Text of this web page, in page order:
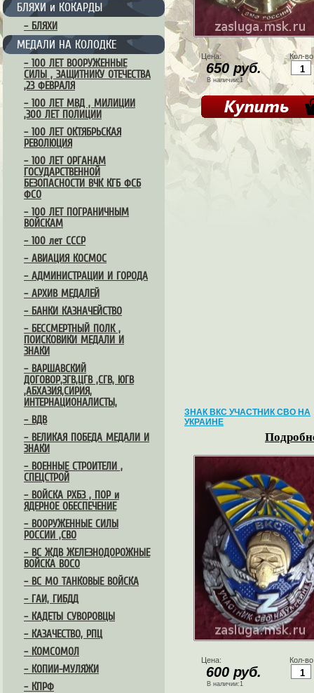
БЛЯХИ и КОКАРДЫ
– БЛЯХИ
МЕДАЛИ НА КОЛОДКЕ
– 100 ЛЕТ ВООРУЖЕННЫЕ
СИЛЫ , ЗАЩИТНИКУ ОТЕЧЕСТВА
,23 ФЕВРАЛЯ
– 100 ЛЕТ МВД , МИЛИЦИИ
,300 ЛЕТ ПОЛИЦИИ
– 100 ЛЕТ ОКТЯБРЬСКАЯ
РЕВОЛЮЦИЯ
– 100 ЛЕТ ОРГАНАМ
ГОСУДАРСТВЕННОЙ
БЕЗОПАСНОСТИ ВЧК КГБ ФСБ
ФСО
– 100 ЛЕТ ПОГРАНИЧНЫМ
ВОЙСКАМ
– 100 лет СССР
– АВИАЦИЯ КОСМОС
– АДМИНИСТРАЦИИ И ГОРОДА
– АРХИВ МЕДАЛЕЙ
– БАНКИ КАЗНАЧЕЙСТВО
– БЕССМЕРТНЫЙ ПОЛК ,
ПОИСКОВИКИ МЕДАЛИ И
ЗНАКИ
– ВАРШАВСКИЙ
ДОГОВОР,ЗГВ,ЦГВ ,СГВ, ЮГВ
,АБХАЗИЯ,СИРИЯ,
ИНТЕРНАЦИОНАЛИСТЫ,
– ВДВ
– ВЕЛИКАЯ ПОБЕДА МЕДАЛИ И
ЗНАКИ
– ВОЕННЫЕ СТРОИТЕЛИ ,
СПЕЦСТРОЙ
– ВОЙСКА РХБЗ , ПОР и
ЯДЕРНОЕ ОБЕСПЕЧЕНИЕ
– ВООРУЖЕННЫЕ СИЛЫ
РОССИИ ,СВО
– ВС ЖДВ ЖЕЛЕЗНОДОРОЖНЫЕ
ВОЙСКА ВОСО
– ВС МО ТАНКОВЫЕ ВОЙСКА
– ГАИ, ГИБДД
– КАДЕТЫ СУВОРОВЦЫ
– КАЗАЧЕСТВО, РПЦ
– КОМСОМОЛ
– КОПИИ-МУЛЯЖИ
– КПРФ
Цена:
650 руб.
В наличии:1
Кол-
ЗНАК ВКС УЧАСТНИК СВО НА
УКРАИНЕ
Цена:
600 руб.
В наличии:1
Кол-